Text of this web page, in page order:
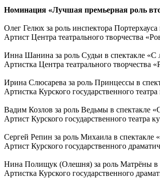
Номинация «Лучшая премьерная роль
Олег Гелюх за роль инспектора
Артист Центра театрального творчества
Инна Шанина за роль Судьи в спектакле
Артистка Центра театрального творчества
Ирина Слюсарева за роль Принцессы в
Артистка Курского государственного театра
Вадим Козлов за роль Ведьмы в спектакле
Артист Курского государственного театра
Сергей Репин за роль Михаила в
Артист Курского государственного
Нина Полищук (Олешня) за роль Матрёны в
Артистка Курского государственного